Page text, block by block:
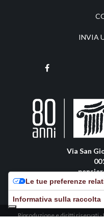
INVIA
Via San
Riproduzione e diritti riservati -
Le tue preferenze
Informativa sulla raccolta